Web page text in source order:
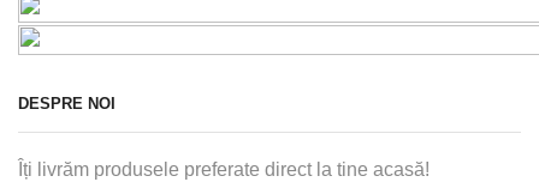
DESPRE NOI
Îți livrăm produsele preferate direct la tine acasă!